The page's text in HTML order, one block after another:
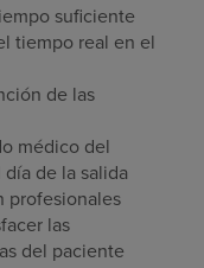
suficiente
tiempo real en el
de las
médico del
de la salida
profesionales
las
del paciente